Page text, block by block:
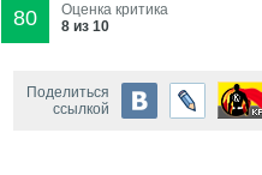
80
Оценка критика
8 из 10
Поделиться
ссылкой